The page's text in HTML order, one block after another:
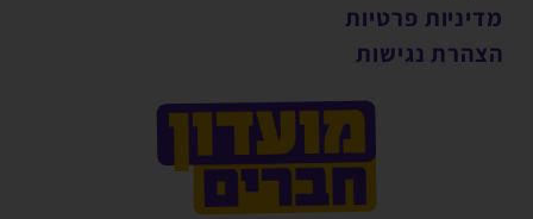
מדיניות פרטיות
הצהרת נגישות